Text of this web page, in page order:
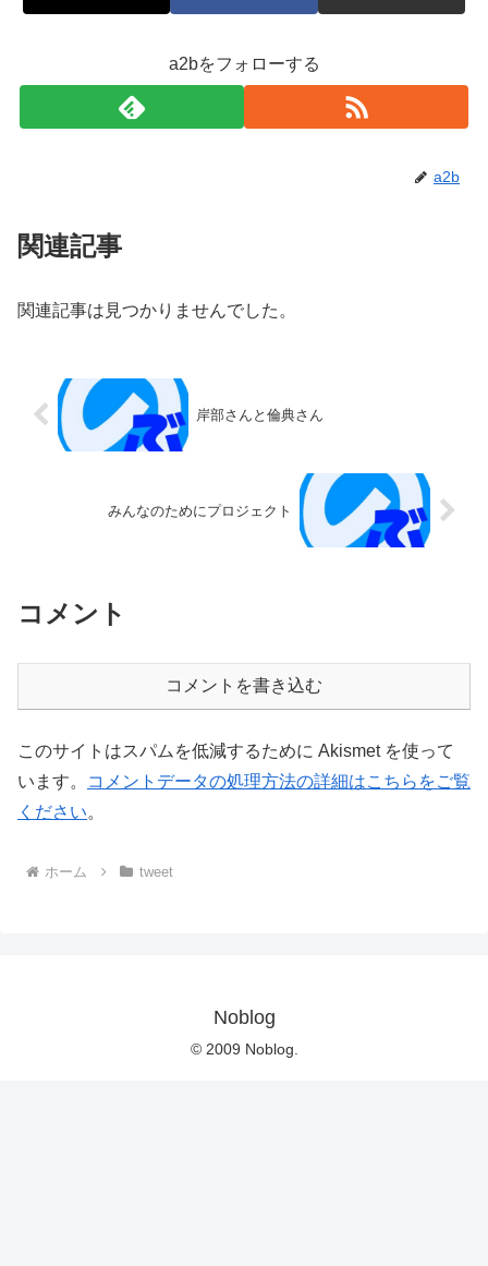
a2bをフォローする
a2b
関連記事
関連記事は見つかりませんでした。
岸部さんと倫典さん
みんなのためにプロジェクト
コメント
コメントを書き込む
このサイトはスパムを低減するために Akismet を使って
います。
コメントデータの処理方法の詳細はこちらをご覧
ください。
ホーム tweet
Noblog
© 2009 Noblog.